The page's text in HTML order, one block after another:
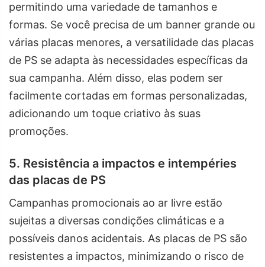
permitindo uma variedade de tamanhos e
formas. Se você precisa de um banner grande ou
várias placas menores, a versatilidade das placas
de PS se adapta às necessidades específicas da
sua campanha. Além disso, elas podem ser
facilmente cortadas em formas personalizadas,
adicionando um toque criativo às suas
promoções.
5. Resistência a impactos e intempéries
das placas de PS
Campanhas promocionais ao ar livre estão
sujeitas a diversas condições climáticas e a
possíveis danos acidentais. As placas de PS são
resistentes a impactos, minimizando o risco de